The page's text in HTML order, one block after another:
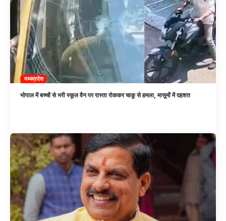
मध्यप्रदेश
भोपाल में बच्चों से भरी स्कूल वैन पर रास्ता रोककर चाकू से हमला, मासूमों में दहशत